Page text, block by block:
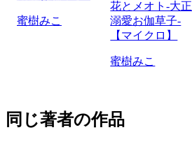
蜜樹みこ
花とメオト-大正
溺愛お伽草子-
【マイクロ】
蜜樹みこ
同じ著者の作品